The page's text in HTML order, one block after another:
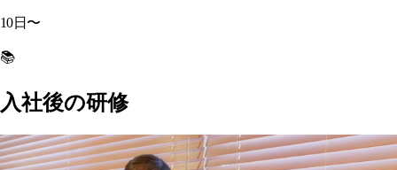
10日〜
📚
入社後の研修